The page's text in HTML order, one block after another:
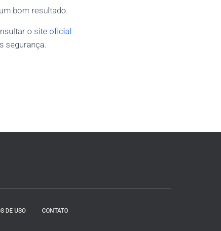
bom resultado.
o site oficial
segurança.
DE USO CONTATO